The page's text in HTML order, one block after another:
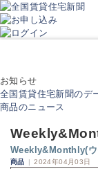
お知らせ
全国賃貸住宅新聞のデ
商品のニュース
Weekly&Monthly(ウ
商品 | 2024年04月03日